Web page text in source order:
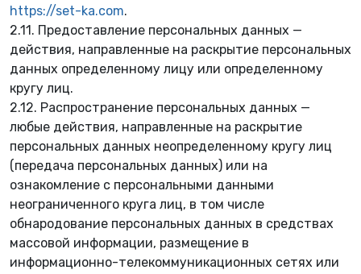
https://set-ka.com.
2.11. Предоставление персональных данных —
действия, направленные на раскрытие персональных
данных определенному лицу или определенному
кругу лиц.
2.12. Распространение персональных данных —
любые действия, направленные на раскрытие
персональных данных неопределенному кругу лиц
(передача персональных данных) или на
ознакомление с персональными данными
неограниченного круга лиц, в том числе
обнародование персональных данных в средствах
массовой информации, размещение в
информационно-телекоммуникационных сетях или